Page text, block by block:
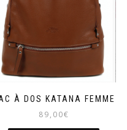
À DOS KATANA FEMME
89,00€